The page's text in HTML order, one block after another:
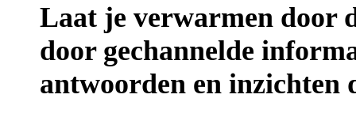
Laat je verwarmen door
door gechannelde
antwoorden en